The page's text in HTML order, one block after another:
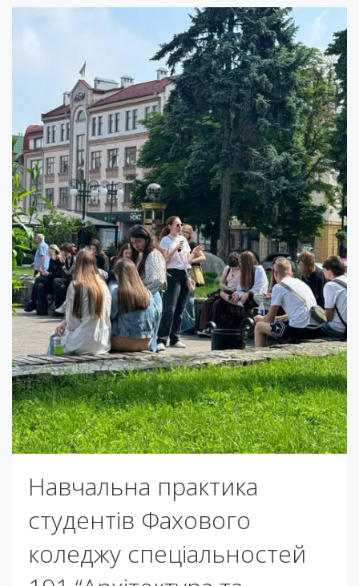
Навчальна практика
студентів Фахового
коледжу спеціальностей